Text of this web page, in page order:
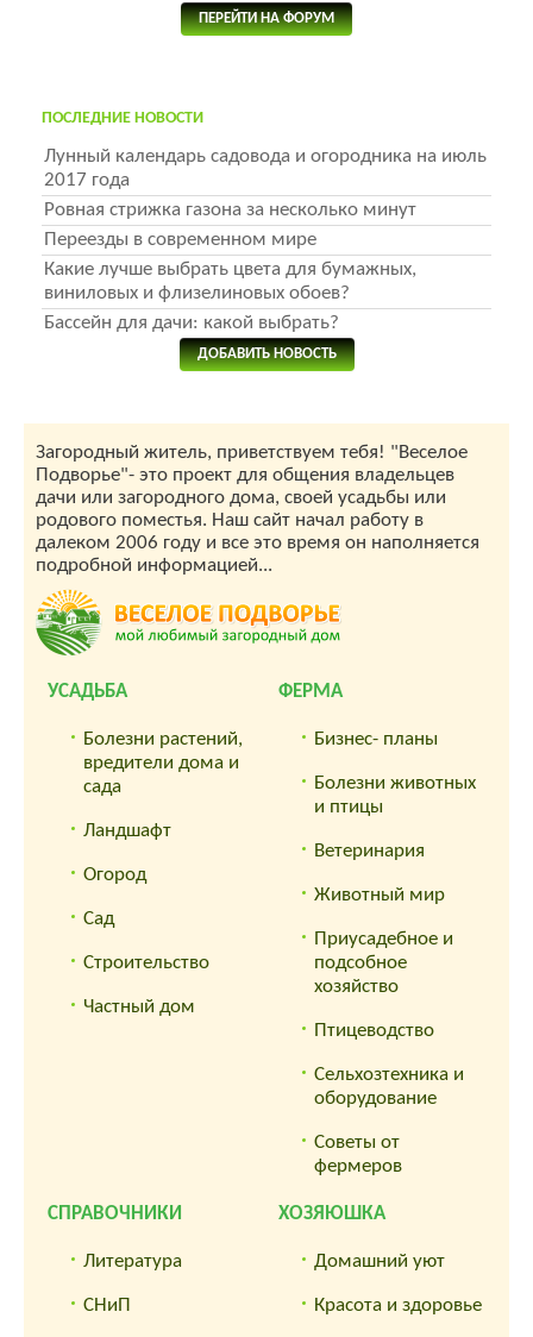
ПЕРЕЙТИ НА ФОРУМ
ПОСЛЕДНИЕ НОВОСТИ
Лунный календарь садовода и огородника на июль
2017 года
Ровная стрижка газона за несколько минут
Переезды в современном мире
Какие лучше выбрать цвета для бумажных,
виниловых и флизелиновых обоев?
Бассейн для дачи: какой выбрать?
ДОБАВИТЬ НОВОСТЬ
Загородный житель, приветствуем тебя! "Веселое
Подворье"- это проект для общения владельцев
дачи или загородного дома, своей усадьбы или
родового поместья. Наш сайт начал работу в
далеком 2006 году и все это время он наполняется
подробной информацией...
УСАДЬБА
Болезни растений,
вредители дома и
сада
Ландшафт
Огород
Сад
Строительство
Частный дом
ФЕРМА
Бизнес- планы
Болезни животных
и птицы
Ветеринария
Животный мир
Приусадебное и
подсобное
хозяйство
Птицеводство
Сельхозтехника и
оборудование
Советы от
фермеров
СПРАВОЧНИКИ
Литература
СНиП
ХОЗЯЮШКА
Домашний уют
Красота и здоровье